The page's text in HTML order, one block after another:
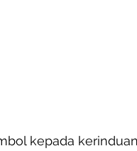
kepada